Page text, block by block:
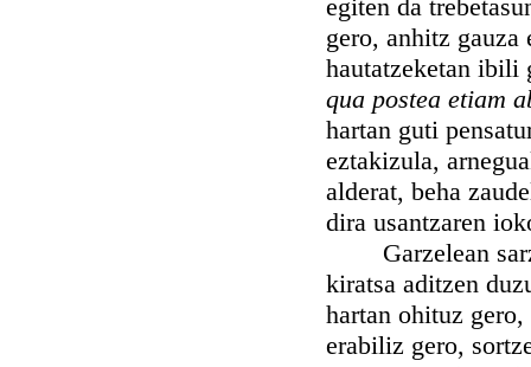
egiten da
gero, anhitz gauza
hautatzeketan ibili
qua postea etiam
hartan guti
eztakizula,
alderat, beha
dira usantzaren
Garzelean
kiratsa aditzen
hartan ohituz
erabiliz gero,